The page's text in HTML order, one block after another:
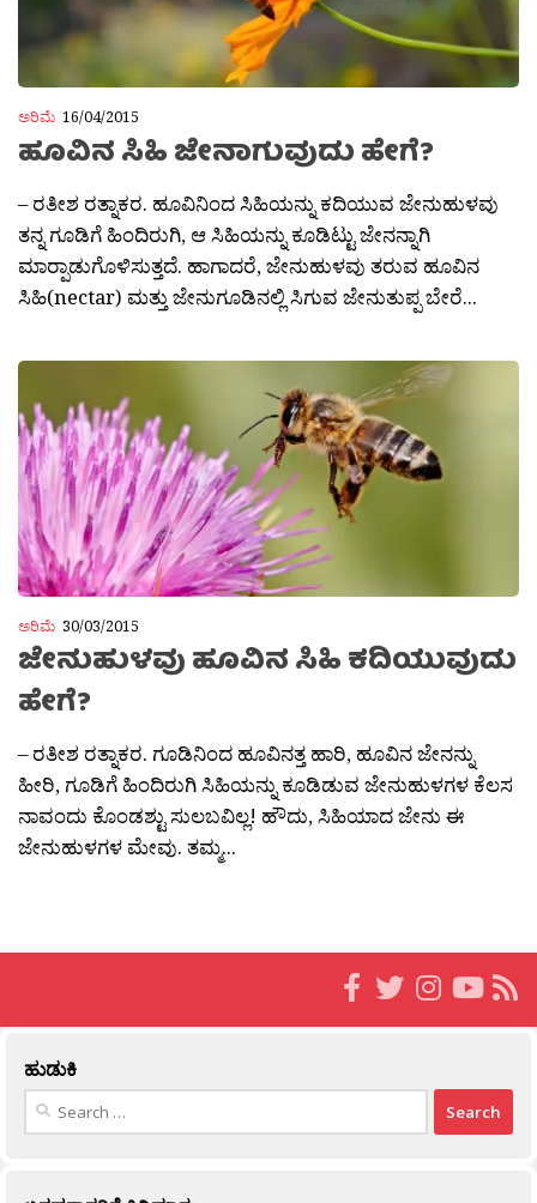
ಅರಿಮೆ 16/04/2015
ಹೂವಿನ ಸಿಹಿ ಜೇನಾಗುವುದು ಹೇಗೆ?
– ರತೀಶ ರತ್ನಾಕರ. ಹೂವಿನಿಂದ ಸಿಹಿಯನ್ನು ಕದಿಯುವ ಜೇನುಹುಳವು
ತನ್ನ ಗೂಡಿಗೆ ಹಿಂದಿರುಗಿ, ಆ ಸಿಹಿಯನ್ನು ಕೂಡಿಟ್ಟು ಜೇನನ್ನಾಗಿ
ಮಾರ‍್ಪಾಡುಗೊಳಿಸುತ್ತದೆ. ಹಾಗಾದರೆ, ಜೇನುಹುಳವು ತರುವ ಹೂವಿನ
ಸಿಹಿ(nectar) ಮತ್ತು ಜೇನುಗೂಡಿನಲ್ಲಿ ಸಿಗುವ ಜೇನುತುಪ್ಪ ಬೇರೆ...
ಅರಿಮೆ 30/03/2015
ಜೇನುಹುಳವು ಹೂವಿನ ಸಿಹಿ ಕದಿಯುವುದು
ಹೇಗೆ?
– ರತೀಶ ರತ್ನಾಕರ. ಗೂಡಿನಿಂದ ಹೂವಿನತ್ತ ಹಾರಿ, ಹೂವಿನ ಜೇನನ್ನು
ಹೀರಿ, ಗೂಡಿಗೆ ಹಿಂದಿರುಗಿ ಸಿಹಿಯನ್ನು ಕೂಡಿಡುವ ಜೇನುಹುಳಗಳ ಕೆಲಸ
ನಾವಂದು ಕೊಂಡಶ್ಟು ಸುಲಬವಿಲ್ಲ! ಹೌದು, ಸಿಹಿಯಾದ ಜೇನು ಈ
ಜೇನುಹುಳಗಳ ಮೇವು. ತಮ್ಮ...
ಹುಡುಕಿ
Search